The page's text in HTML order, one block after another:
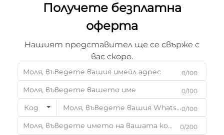
Получете безплатна
оферта
Нашият представител ще се свърже с
вас скоро.
0/100
0/100
Код 0/100
0/200